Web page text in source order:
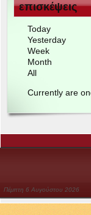
επισκέψεις
Today
Yes­ter­day
Week
Month
All
Cur­rently are
Πέμπτη 6 Αυγούστου 2026